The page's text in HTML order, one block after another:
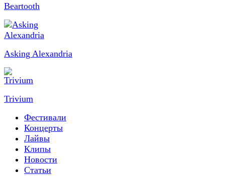
Beartooth
Asking Alexandria
Trivium
Фестивали
Концерты
Лайвы
Клипы
Новости
Статьи